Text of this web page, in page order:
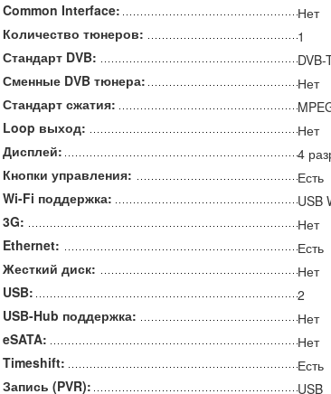
Common Interface:
Нет
Количество тюнеров:
1
Стандарт DVB:
Сменные DVB тюнера:
Нет
Стандарт сжатия:
Loop выход:
Нет
Дисплей:
4
Кнопки управления:
Есть
Wi-Fi поддержка:
USB
3G:
Нет
Ethernet:
Есть
Жесткий диск:
Нет
USB:
2
USB-Hub поддержка:
Нет
eSATA:
Нет
Timeshift:
Есть
Запись (PVR):
USB